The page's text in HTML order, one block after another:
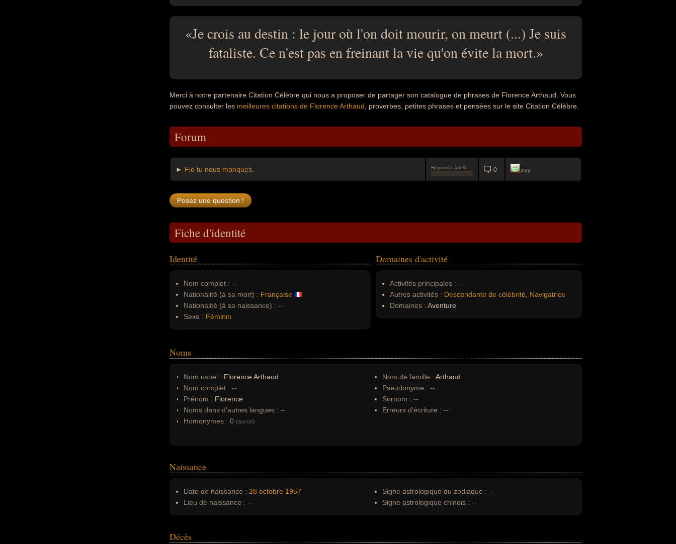
Je crois au destin : le jour où l'on doit mourir, on meurt (...) Je suis
fataliste. Ce n'est pas en freinant la vie qu'on évite la mort.
Merci à notre partenaire Citation Célèbre qui nous a proposer de partager son catalogue de phrases de Florence Arthaud. Vous
pouvez consulter les meilleures citations de Florence Arthaud , proverbes, petites phrases et pensées sur le site Citation Célèbre.
Forum
► Flo tu nous manques. Répondu à 0% 0 Phil
Fiche d'identité
Identité
Nom complet : --
Nationalité (à sa mort) : Française
Nationalité (à sa naissance) : --
Sexe : Féminin
Domaines d'activité
Activités principales : --
Autres activités : Descendante de célébrité
Navigatrice
Domaines : Aventure
Noms
Nom usuel : Florence Arthaud
Nom complet : --
Prénom : Florence
Noms dans d'autres langues : --
Homonymes : 0 (aucun)
Nom de famille : Arthaud
Pseudonyme : --
Surnom : --
Erreurs d'écriture : --
Naissance
Date de naissance : 28 octobre 1957
Lieu de naissance : --
Signe astrologique du zodiaque : --
Signe astrologique chinois : --
Décès